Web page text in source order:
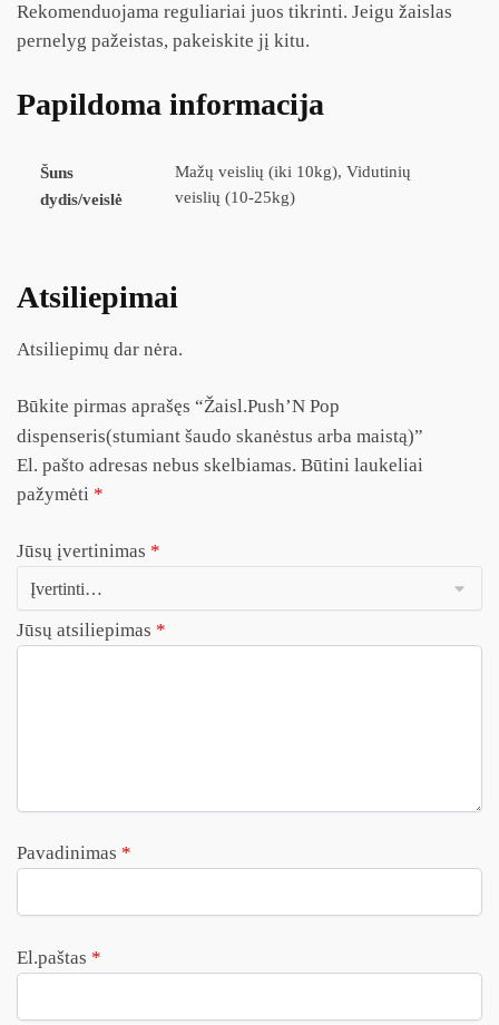
Rekomenduojama reguliariai juos tikrinti. Jeigu žaislas
pernelyg pažeistas, pakeiskite jį kitu.
Papildoma informacija
Šuns
dydis/veislė
Mažų veislių (iki 10kg), Vidutinių
veislių (10-25kg)
Atsiliepimai
Atsiliepimų dar nėra.
Būkite pirmas aprašęs “Žaisl.Push’N Pop
dispenseris(stumiant šaudo skanėstus arba maistą)”
El. pašto adresas nebus skelbiamas. Būtini laukeliai
pažymėti *
Jūsų įvertinimas *
Jūsų atsiliepimas *
Pavadinimas *
El.paštas *